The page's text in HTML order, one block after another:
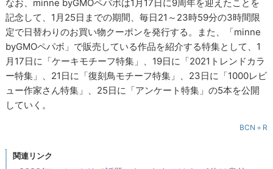
なお、minne byGMOペパボは1月17日に9周年を迎えたことを
記念して、1月25日までの期間、毎日21～23時59分の3時間限
定で日替わりのお買い物クーポンを発行する。また、「minne
byGMOペパボ」で販売している作品を紹介する特集として、1
月17日に「ケーキモチーフ特集」、19日に「2021トレンドカラ
ー特集」、21日に「復刻鳥モチーフ特集」、23日に「1000レビ
ュー作家さん特集」、25日に「アンケート特集」の5本を公開
していく。
BCN＋R
関連リンク